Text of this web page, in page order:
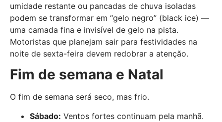
umidade restante ou pancadas de chuva isoladas
podem se transformar em “gelo negro” (black ice) —
uma camada fina e invisível de gelo na pista.
Motoristas que planejam sair para festividades na
noite de sexta-feira devem redobrar a atenção.
Fim de semana e Natal
O fim de semana será seco, mas frio.
Sábado: Ventos fortes continuam pela manhã.